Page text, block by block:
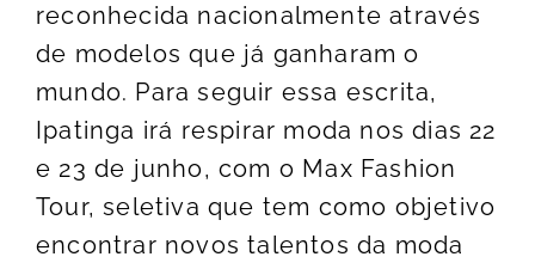
reconhecida nacionalmente através
de modelos que já ganharam o
mundo. Para seguir essa escrita,
Ipatinga irá respirar moda nos dias 22
e 23 de junho, com o Max Fashion
Tour, seletiva que tem como objetivo
encontrar novos talentos da moda